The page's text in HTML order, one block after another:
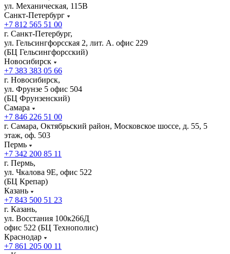
ул. Механическая, 115В
Санкт-Петербург
+7 812 565 51 00
г. Санкт-Петербург,
ул. Гельсингфорсская 2, лит. А. офис 229
(БЦ Гельсингфорсский)
Новосибирск
+7 383 383 05 66
г. Новосибирск,
ул. Фрунзе 5 офис 504
(БЦ Фрунзенский)
Самара
+7 846 226 51 00
г. Самара, Октябрьский район, Московское шоссе, д. 55, 5
этаж, оф. 503
Пермь
+7 342 200 85 11
г. Пермь,
ул. Чкалова 9Е, офис 522
(БЦ Крепар)
Казань
+7 843 500 51 23
г. Казань,
ул. Восстания 100к266Д
офис 522 (БЦ Технополис)
Краснодар
+7 861 205 00 11